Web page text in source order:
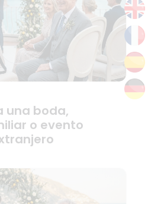
una boda,
o evento